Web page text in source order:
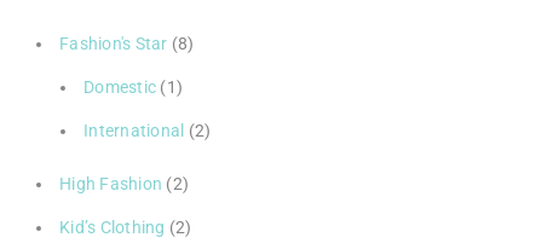
Fashion's Star (8)
Domestic (1)
International (2)
High Fashion (2)
Kid’s Clothing (2)